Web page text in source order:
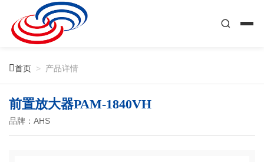
首页 > 产品详情
前置放大器PAM-1840VH
品牌：AHS